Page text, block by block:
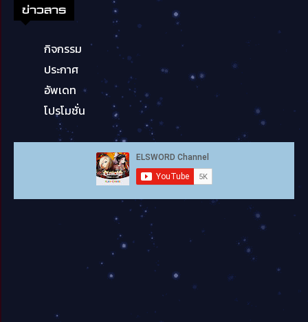
ข่าวสาร
กิจกรรม
ประกาศ
อัพเดท
โปรโมชั่น